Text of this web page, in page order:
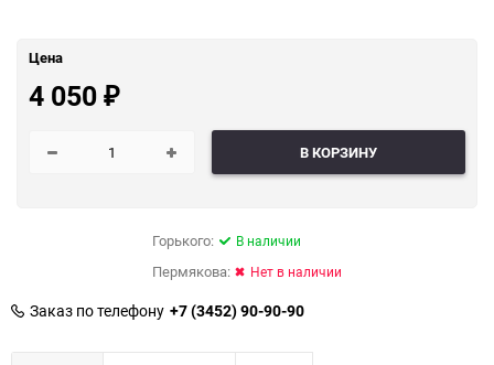
Цена
4 050 ₽
В КОРЗИНУ
Горького: В наличии
Пермякова: Нет в наличии
Заказ по телефону +7 (3452) 90-90-90